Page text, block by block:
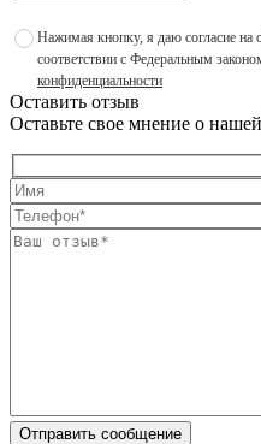
Нажимая кнопку, я даю согласие на
соответствии с Федеральным
конфиденциальности
Оставить отзыв
Оставьте свое мнение о
Отправить сообщение